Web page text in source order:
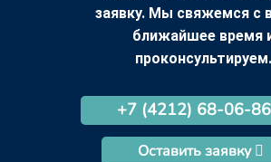
заявку. Мы свяжемся с
ближайшее время
проконсультируем.
+7 (4212) 68-06-86
Оставить заявку